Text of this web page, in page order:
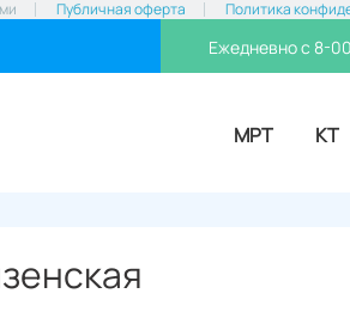
Публичная оферта Политика
Ежедневно с 8-
МРТ КТ